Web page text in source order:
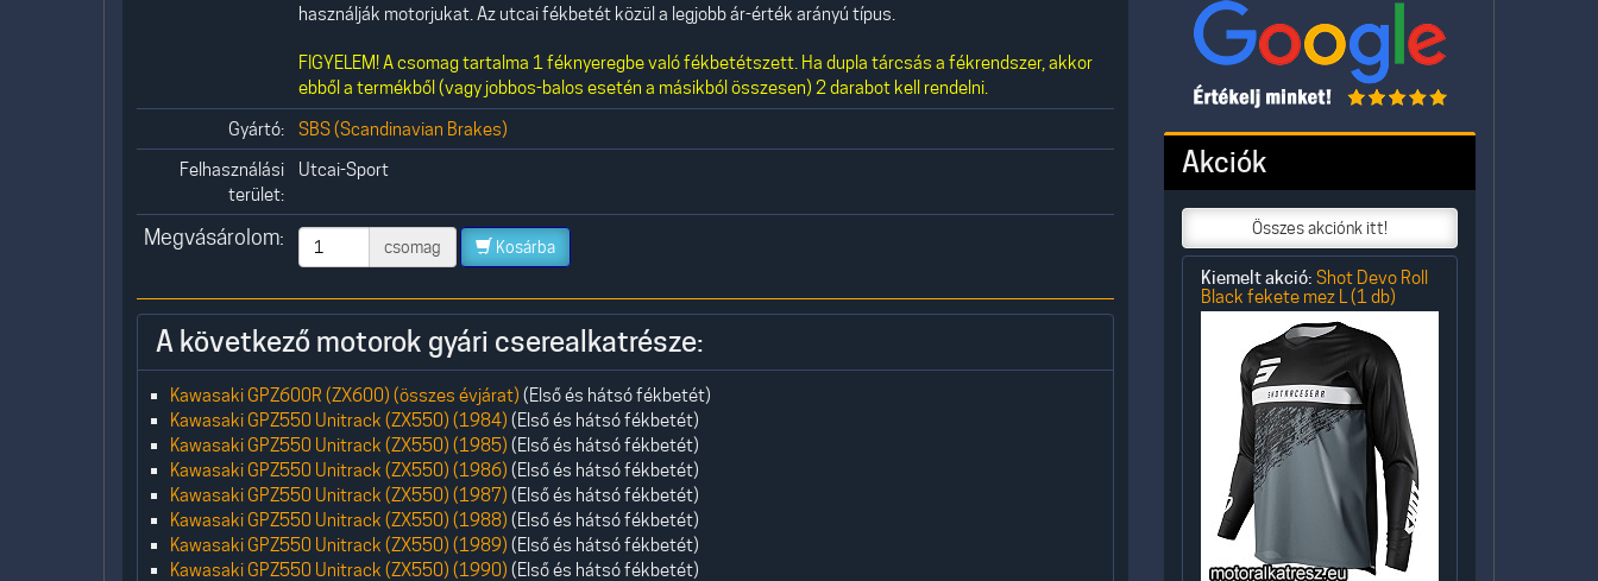
használják motorjukat. Az utcai fékbetét közül a legjobb ár-érték arányú típus.
FIGYELEM! A csomag tartalma 1 féknyeregbe való fékbetétszett. Ha dupla tárcsás a fékrendszer, akkor
ebből a termékből (vagy jobbos-balos esetén a másikból összesen) 2 darabot kell rendelni.
Gyártó:
SBS (Scandinavian Brakes)
Felhasználási
terület:
Utcai-Sport
Megvásárolom: csomag Kosárba
A következő motorok gyári cserealkatrésze:
Kawasaki GPZ600R (ZX600) (összes évjárat) (Első és hátsó fékbetét)
Kawasaki GPZ550 Unitrack (ZX550) (1984) (Első és hátsó fékbetét)
Kawasaki GPZ550 Unitrack (ZX550) (1985) (Első és hátsó fékbetét)
Kawasaki GPZ550 Unitrack (ZX550) (1986) (Első és hátsó fékbetét)
Kawasaki GPZ550 Unitrack (ZX550) (1987) (Első és hátsó fékbetét)
Kawasaki GPZ550 Unitrack (ZX550) (1988) (Első és hátsó fékbetét)
Kawasaki GPZ550 Unitrack (ZX550) (1989) (Első és hátsó fékbetét)
Kawasaki GPZ550 Unitrack (ZX550) (1990) (Első és hátsó fékbetét)
Akciók
Összes akciónk itt!
Kiemelt akció: Shot Devo Roll
Black fekete mez L (1 db)